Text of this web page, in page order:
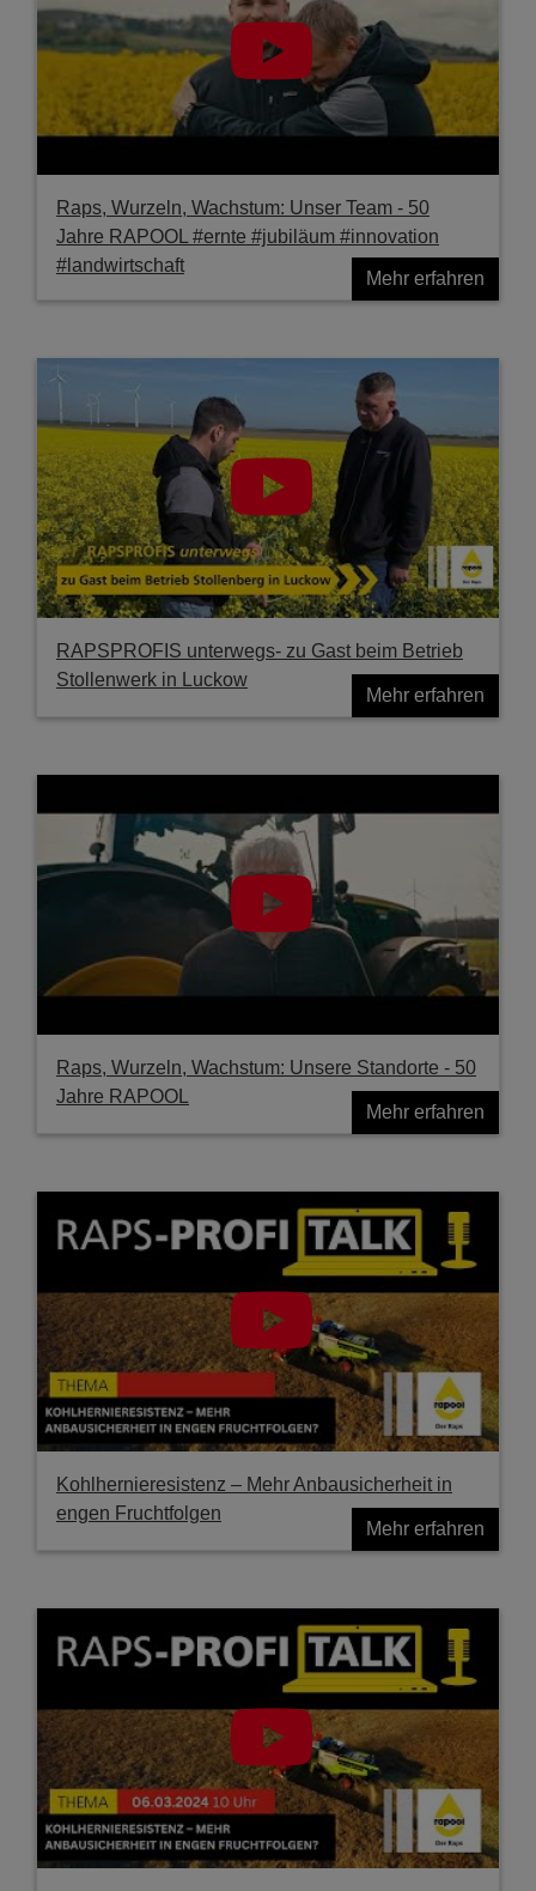
Raps, Wurzeln, Wachstum: Unser Team - 50
Jahre RAPOOL #ernte #jubiläum #innovation
#landwirtschaft
Mehr erfahren
RAPSPROFIS unterwegs- zu Gast beim Betrieb
Stollenwerk in Luckow
Mehr erfahren
Raps, Wurzeln, Wachstum: Unsere Standorte - 50
Jahre RAPOOL
Mehr erfahren
Kohlhernieresistenz – Mehr Anbausicherheit in
engen Fruchtfolgen
Mehr erfahren